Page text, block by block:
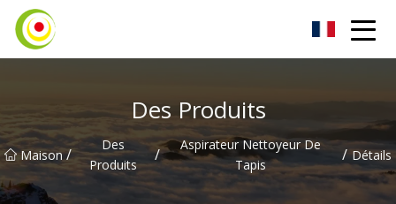
Des Produits
Maison /
Des
Produits
/
Aspirateur Nettoyeur De
Tapis
/ Détails